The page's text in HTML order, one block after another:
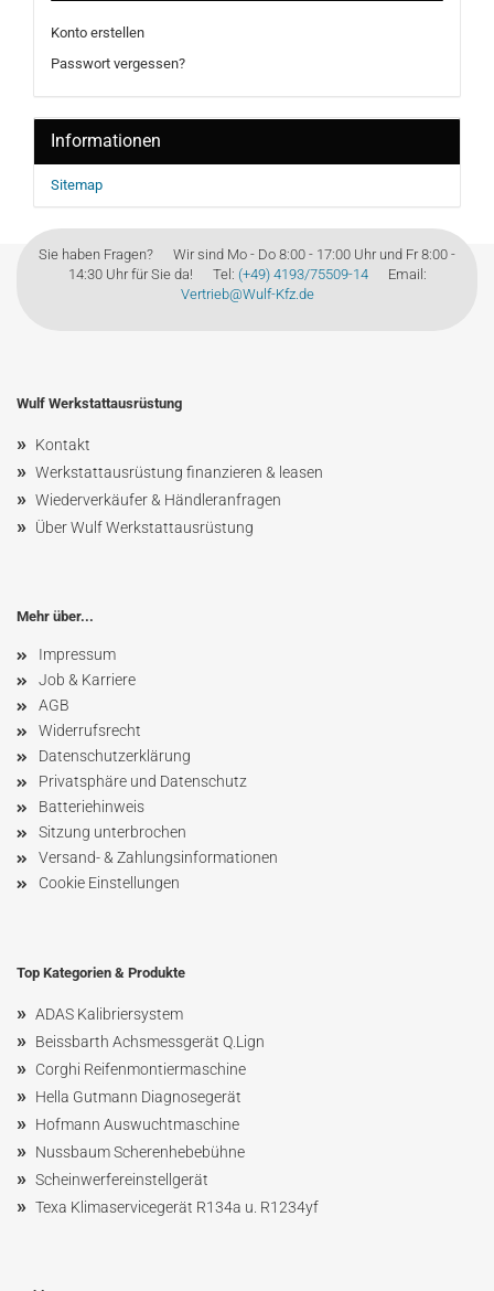
Konto erstellen
Passwort vergessen?
Informationen
Sitemap
Sie haben Fragen? Wir sind Mo - Do 8:00 - 17:00 Uhr und Fr 8:00 -
14:30 Uhr für Sie da! Tel: (+49) 4193/75509-14Email:
Vertrieb@Wulf-Kfz.de
Wulf Werkstattausrüstung
» Kontakt
» Werkstattausrüstung finanzieren & leasen
» Wiederverkäufer & Händleranfragen
» Über Wulf Werkstattausrüstung
Mehr über...
Impressum
Job & Karriere
AGB
Widerrufsrecht
Datenschutzerklärung
Privatsphäre und Datenschutz
Batteriehinweis
Sitzung unterbrochen
Versand- & Zahlungsinformationen
Cookie Einstellungen
Top Kategorien & Produkte
» ADAS Kalibriersystem
» Beissbarth Achsmessgerät Q.Lign
» Corghi Reifenmontiermaschine
» Hella Gutmann Diagnosegerät
» Hofmann Auswuchtmaschine
» NussbaumScherenhebebühne
» Scheinwerfereinstellgerät
» Texa Klimaservicegerät R134a u. R1234yf